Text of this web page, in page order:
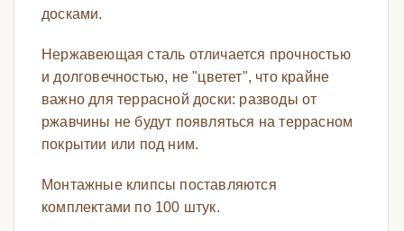
досками.
Нержавеющая сталь отличается прочностью
и долговечностью, не "цветет", что крайне
важно для террасной доски: разводы от
ржавчины не будут появляться на террасном
покрытии или под ним.
Монтажные клипсы поставляются
комплектами по 100 штук.